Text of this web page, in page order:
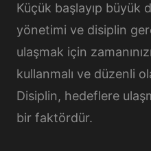
Küçük başlayıp büyük
yönetimi ve disiplin
ulaşmak için
kullanmalı ve düzenli
Disiplin, hedeflere
bir faktördür.